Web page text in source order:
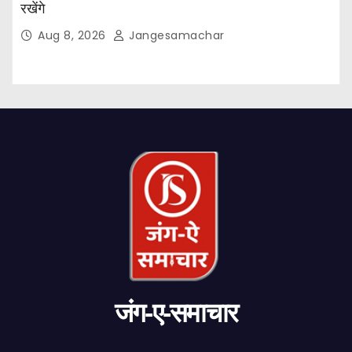
रखेंगे
Aug 8, 2026 Jangesamachar
जंग-ए-समाचार